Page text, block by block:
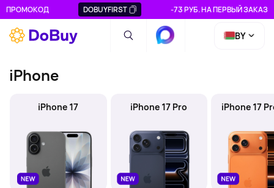
ПРОМОКОД DOBUYFIRST -73 РУБ. НА ПЕРВЫЙ ЗАКАЗ
BY
iPhone
iPhone 17 iPhone 17 Pro iPhone 17